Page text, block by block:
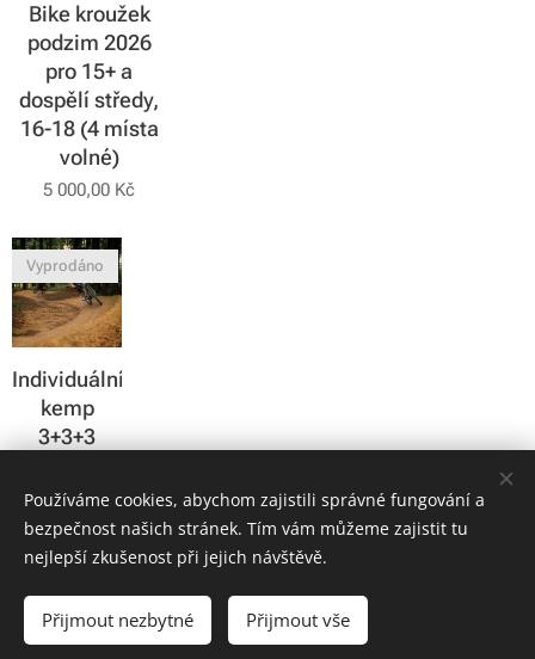
Bike kroužek
podzim 2026
pro 15+ a
dospělí středy,
16-18 (4 místa
volné)
5 000,00 Kč
Individuální
kemp
3+3+3
Vyprodáno
© 2024 BlackForest | Všechna práva vyhrazena
Vytvořeno službou Webnode
Používáme cookies, abychom zajistili správné fungování a
bezpečnost našich stránek. Tím vám můžeme zajistit tu
nejlepší zkušenost při jejich návštěvě.
Přijmout nezbytné Přijmout vše